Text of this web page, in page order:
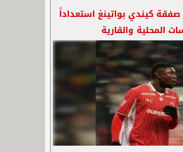
كيندي بواتينغ استعداداً
المحلية والقارية